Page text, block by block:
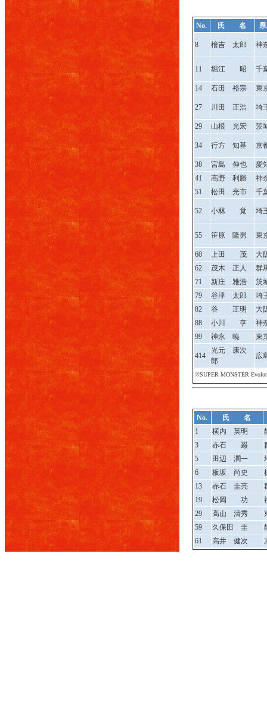
No. 氏 名
8 檜吉 太郎 神
11 堀江 昭 千
14 石田 裕宗 東
27 川田 正浩 埼
29 山根 光宏 茨
34 行方 知基 京
38 宮島 伸也
愛
41
高野 利勝
神
51
松田 光市 千
52 小林 覚 埼
55 笹原 隆男 東
60 上田 茂
大
62
茂木 正人
群
71
新庄 雅浩
茨
79
谷津 太郎
埼
82
谷 正明
大
88
小川 亨
神
99
神永 暁 東
414
光元 康次
郎
広
※SUPER MONSTER
No.
氏 名
1
横内 英明
3
赤石 巌
5
田辺 潤一
6
板坂 尚史
13
赤石 圭亮
19
松岡 功
29
高山 清秀
59
久保田 圭
61
高井 健次